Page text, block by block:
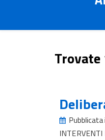
Pubblicata
INTERVENTI